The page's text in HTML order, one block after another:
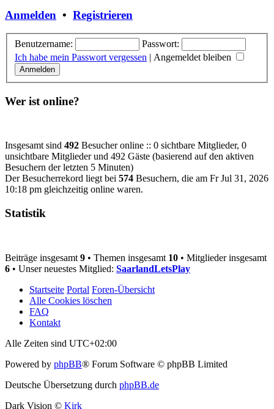
Anmelden • Registrieren
Benutzername:
Passwort:
Ich habe mein Passwort vergessen | Angemeldet bleiben
Wer ist online?
Insgesamt sind 492 Besucher online :: 0 sichtbare Mitglieder, 0
unsichtbare Mitglieder und 492 Gäste (basierend auf den aktiven
Besuchern der letzten 5 Minuten)
Der Besucherrekord liegt bei 574 Besuchern, die am Fr Jul 31, 2026
10:18 pm gleichzeitig online waren.
Statistik
Beiträge insgesamt 9 • Themen insgesamt 10 • Mitglieder insgesamt
6 • Unser neuestes Mitglied: SaarlandLetsPlay
Startseite Portal Foren-Übersicht
Alle Cookies löschen
FAQ
Kontakt
Alle Zeiten sind UTC+02:00
Powered by phpBB® Forum Software © phpBB Limited
Deutsche Übersetzung durch phpBB.de
Dark Vision © Kirk